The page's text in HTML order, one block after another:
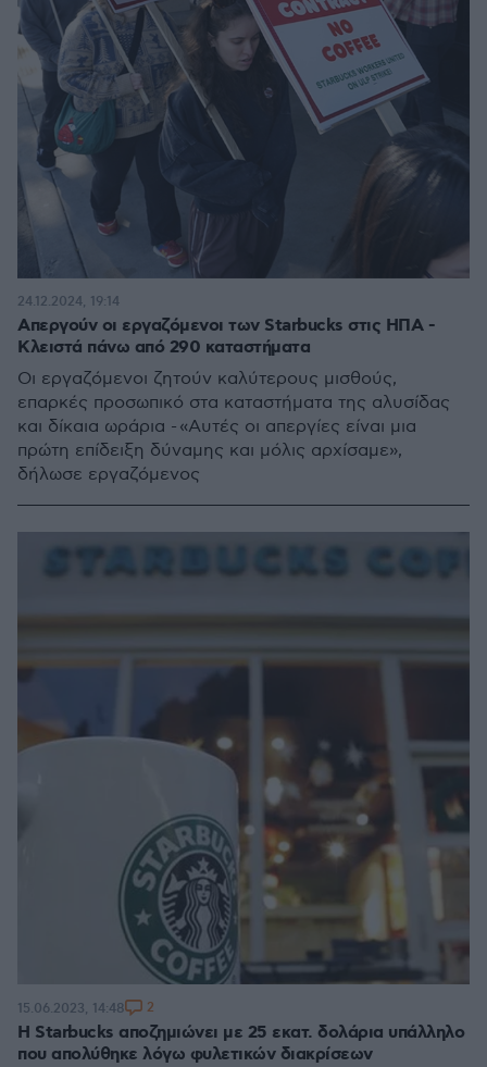
Απεργούν οι εργαζόμενοι των Starbucks στις ΗΠΑ -
Κλειστά πάνω από 290 καταστήματα
Οι εργαζόμενοι ζητούν καλύτερους μισθούς,
επαρκές προσωπικό στα καταστήματα της αλυσίδας
και δίκαια ωράρια - «Αυτές οι απεργίες είναι μια
πρώτη επίδειξη δύναμης και μόλις αρχίσαμε»,
δήλωσε εργαζόμενος
24.12.2024, 19:14
Η Starbucks αποζημιώνει με 25 εκατ. δολάρια υπάλληλο
που απολύθηκε λόγω φυλετικών διακρίσεων
15.06.2023, 14:48 2